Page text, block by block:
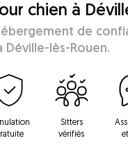
chien à
de
lès-Rouen.
Sitters
vérifiés